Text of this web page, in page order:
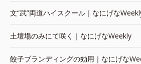
文“武”両道ハイスクール｜なにげな
土壇場のみにて咲く｜なにげなWeekly
餃子ブランディングの効用｜なにげな